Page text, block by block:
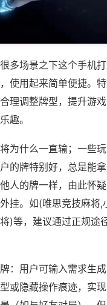
多场景之下这个手机
使用起来简单便捷。
理调整牌型，提升游
趣。
为什么一直输；一些
的牌特别好，总是能
人的牌一样，由此怀
挂。如(唯思竞技麻将,
)等，建议通过正规途
：用户可输入需求生成
或隐藏操作痕迹，实